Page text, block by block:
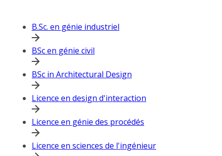
B.Sc. en génie industriel
BSc en génie civil
BSc in Architectural Design
Licence en design d'interaction
Licence en génie des procédés
Licence en sciences de l'ingénieur